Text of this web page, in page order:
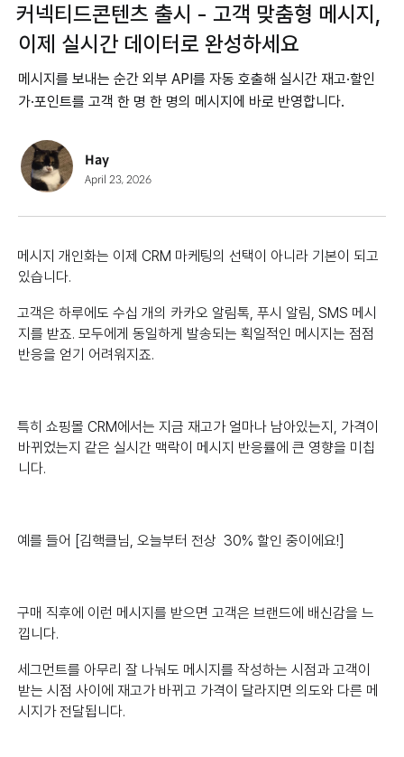
커넥티드콘텐츠 출시 - 고객 맞춤형 메시지,
이제 실시간 데이터로 완성하세요
메시지를 보내는 순간 외부 API를 자동 호출해 실시간 재고·할인
가·포인트를 고객 한 명 한 명의 메시지에 바로 반영합니다.
Hay
April 23, 2026
메시지 개인화는 이제 CRM 마케팅의 선택이 아니라 기본이 되고
있습니다.
고객은 하루에도 수십 개의 카카오 알림톡, 푸시 알림, SMS 메시
지를 받죠. 모두에게 동일하게 발송되는 획일적인 메시지는 점점
반응을 얻기 어려워지죠.
특히 쇼핑몰 CRM에서는 지금 재고가 얼마나 남아있는지, 가격이
바뀌었는지 같은 실시간 맥락이 메시지 반응률에 큰 영향을 미칩
니다.
예를 들어 [김핵클님, 오늘부터 전상 30% 할인 중이에요!]
구매 직후에 이런 메시지를 받으면 고객은 브랜드에 배신감을 느
낍니다.
세그먼트를 아무리 잘 나눠도 메시지를 작성하는 시점과 고객이
받는 시점 사이에 재고가 바뀌고 가격이 달라지면 의도와 다른 메
시지가 전달됩니다.